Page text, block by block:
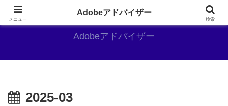
Adobe好きのAdobe推しブログ
Adobeアドバイザー
2025-03
メニュー
Adobeアドバイザー
検索